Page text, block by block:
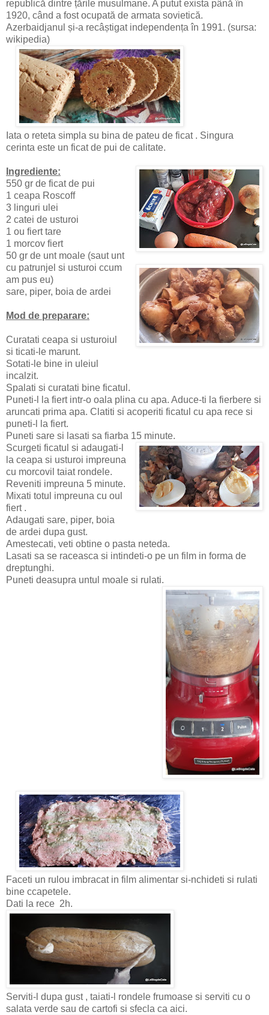
republică dintre țările musulmane. A putut exista până în
1920, când a fost ocupată de armata sovietică.
Azerbaidjanul și-a recâștigat independența în 1991. (sursa:
wikipedia)
Iata o reteta simpla su bina de pateu de ficat . Singura
cerinta este un ficat de pui de calitate.
Ingrediente:
550 gr de ficat de pui
1 ceapa Roscoff
3 linguri ulei
2 catei de usturoi
1 ou fiert tare
1 morcov fiert
50 gr de unt moale (saut unt
cu patrunjel si usturoi ccum
am pus eu)
sare, piper, boia de ardei
Mod de preparare:
Curatati ceapa si usturoiul
si ticati-le marunt.
Sotati-le bine in uleiul
incalzit.
Spalati si curatati bine ficatul.
Puneti-l la fiert intr-o oala plina cu apa. Aduce-ti la fierbere si
aruncati prima apa. Clatiti si acoperiti ficatul cu apa rece si
puneti-l la fiert.
Puneti sare si lasati sa fiarba 15 minute.
Scurgeti ficatul si adaugati-l
la ceapa si usturoi impreuna
cu morcovil taiat rondele.
Reveniti impreuna 5 minute.
Mixati totul impreuna cu oul
fiert .
Adaugati sare, piper, boia
de ardei dupa gust.
Amestecati, veti obtine o pasta neteda.
Lasati sa se raceasca si intindeti-o pe un film in forma de
dreptunghi.
Puneti deasupra untul moale si rulati.
Faceti un rulou imbracat in film alimentar si-nchideti si rulati
bine ccapetele.
Dati la rece 2h.
Serviti-l dupa gust , taiati-l rondele frumoase si serviti cu o
salata verde sau de cartofi si sfecla ca aici.